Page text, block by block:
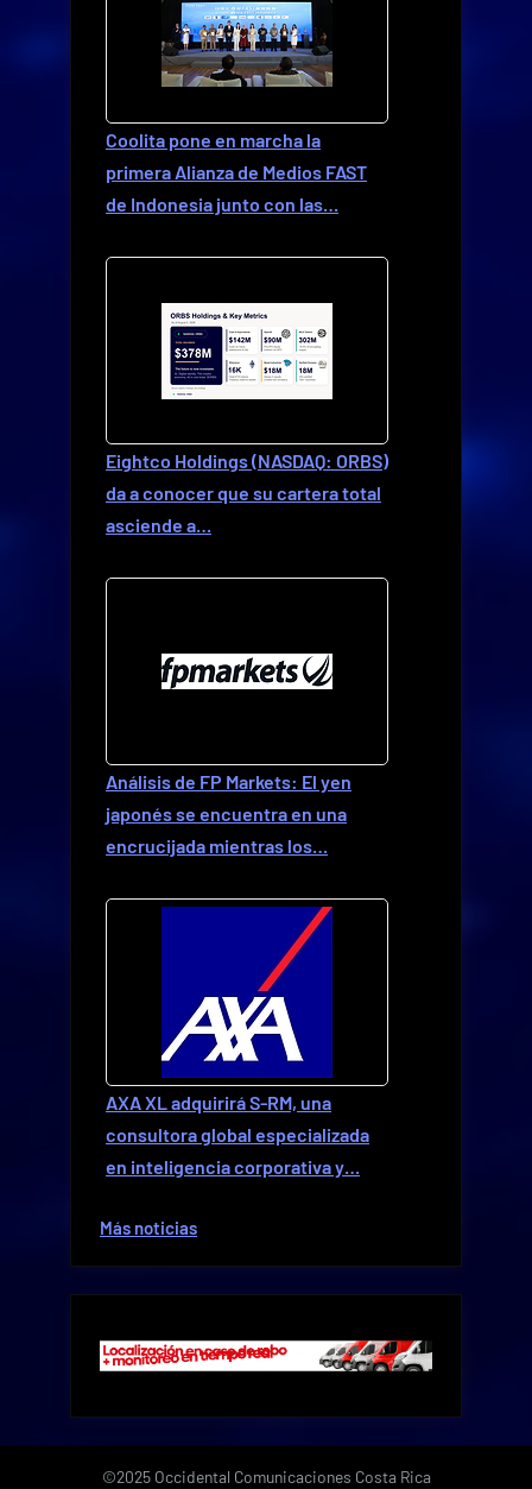
Coolita pone en marcha la
primera Alianza de Medios FAST
de Indonesia junto con las…
Eightco Holdings (NASDAQ: ORBS)
da a conocer que su cartera total
asciende a…
Análisis de FP Markets: El yen
japonés se encuentra en una
encrucijada mientras los…
AXA XL adquirirá S-RM, una
consultora global especializada
en inteligencia corporativa y…
Más noticias
©2025 Occidental Comunicaciones Costa Rica